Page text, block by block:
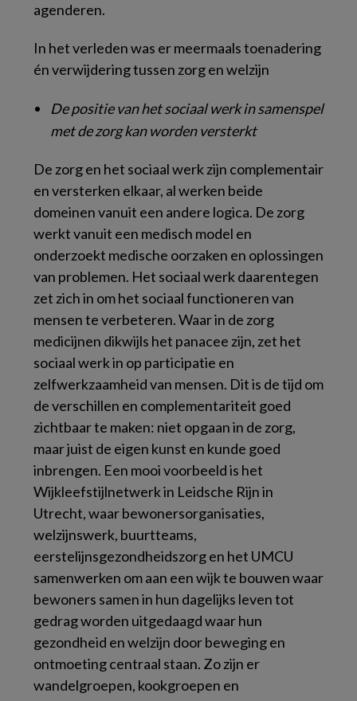
agenderen.
In het verleden was er meermaals toenadering
én verwijdering tussen zorg en welzijn
De positie van het sociaal werk in samenspel
met de zorg kan worden versterkt
De zorg en het sociaal werk zijn complementair
en versterken elkaar, al werken beide
domeinen vanuit een andere logica. De zorg
werkt vanuit een medisch model en
onderzoekt medische oorzaken en oplossingen
van problemen. Het sociaal werk daarentegen
zet zich in om het sociaal functioneren van
mensen te verbeteren. Waar in de zorg
medicijnen dikwijls het panacee zijn, zet het
sociaal werk in op participatie en
zelfwerkzaamheid van mensen. Dit is de tijd om
de verschillen en complementariteit goed
zichtbaar te maken: niet opgaan in de zorg,
maar juist de eigen kunst en kunde goed
inbrengen. Een mooi voorbeeld is het
Wijkleefstijlnetwerk in Leidsche Rijn in
Utrecht, waar bewonersorganisaties,
welzijnswerk, buurtteams,
eerstelijnsgezondheidszorg en het UMCU
samenwerken om aan een wijk te bouwen waar
bewoners samen in hun dagelijks leven tot
gedrag worden uitgedaagd waar hun
gezondheid en welzijn door beweging en
ontmoeting centraal staan. Zo zijn er
wandelgroepen, kookgroepen en